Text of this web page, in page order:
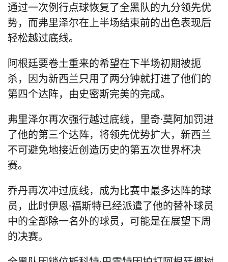
通过一次例行点球恢复了全黑队的九分领先优
势，而弗里泽尔在上半场结束前的出色表现后
轻松越过底线。
阿根廷要卷土重来的希望在下半场初期被扼
杀，因为新西兰只用了两分钟就打进了他们的
第四个达阵，由史密斯完美的完成。
弗里泽尔再次强行越过底线，里奇·莫阿加罚进
了他的第三个达阵，将领先优势扩大，新西兰
不可避免地接近创造历史的第五次世界杯决
赛。
乔丹再次冲过底线，成为比赛中最多达阵的球
员，此时伊恩·福斯特已经派遣了他的替补球员
中的全部除一名外的球员，可能是在展望下周
的决赛。